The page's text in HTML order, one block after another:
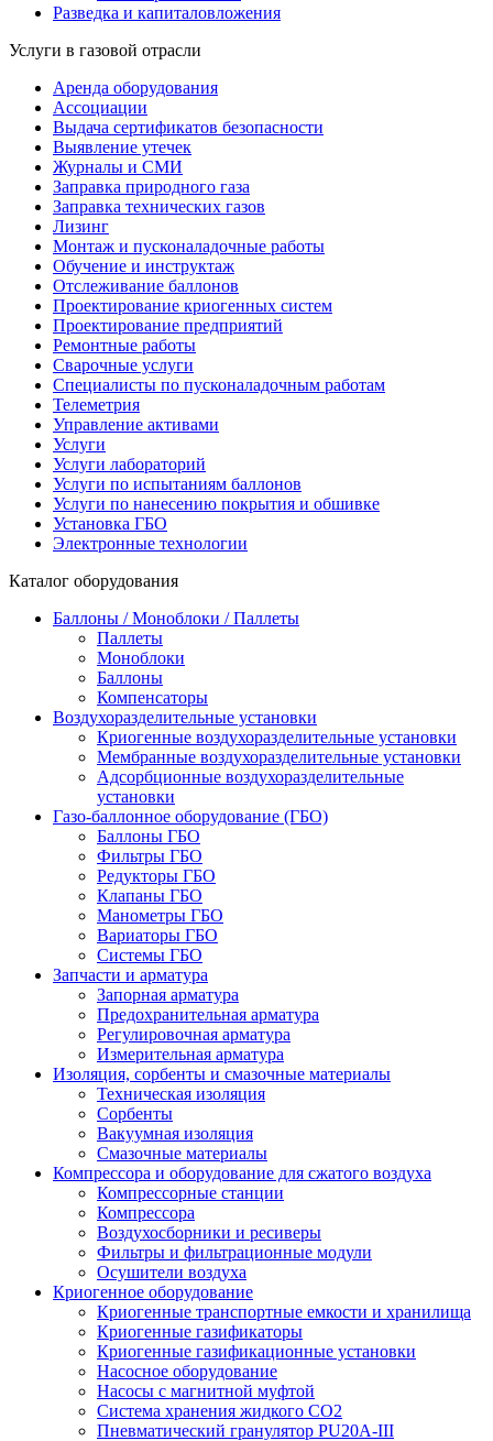
Разведка и капиталовложения
Услуги в газовой отрасли
Аренда оборудования
Ассоциации
Выдача сертификатов безопасности
Выявление утечек
Журналы и СМИ
Заправка природного газа
Заправка технических газов
Лизинг
Монтаж и пусконаладочные работы
Обучение и инструктаж
Отслеживание баллонов
Проектирование криогенных систем
Проектирование предприятий
Ремонтные работы
Сварочные услуги
Специалисты по пусконаладочным работам
Телеметрия
Управление активами
Услуги
Услуги лабораторий
Услуги по испытаниям баллонов
Услуги по нанесению покрытия и обшивке
Установка ГБО
Электронные технологии
Каталог оборудования
Баллоны / Моноблоки / Паллеты
Паллеты
Моноблоки
Баллоны
Компенсаторы
Воздухоразделительные установки
Криогенные воздухоразделительные установки
Мембранные воздухоразделительные установки
Адсорбционные воздухоразделительные
установки
Газо-баллонное оборудование (ГБО)
Баллоны ГБО
Фильтры ГБО
Редукторы ГБО
Клапаны ГБО
Манометры ГБО
Вариаторы ГБО
Системы ГБО
Запчасти и арматура
Запорная арматура
Предохранительная арматура
Регулировочная арматура
Измерительная арматура
Изоляция, сорбенты и смазочные материалы
Техническая изоляция
Сорбенты
Вакуумная изоляция
Смазочные материалы
Компрессора и оборудование для сжатого воздуха
Компрессорные станции
Компрессора
Воздухосборники и ресиверы
Фильтры и фильтрационные модули
Осушители воздуха
Криогенное оборудование
Криогенные транспортные емкости и хранилища
Криогенные газификаторы
Криогенные газификационные установки
Насосное оборудование
Насосы с магнитной муфтой
Система хранения жидкого CO2
Пневматический гранулятор PU20A-III